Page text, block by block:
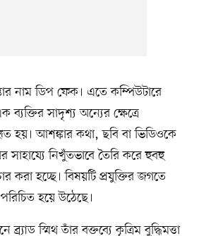
নাম ডিপ ফেক। এতে কম্পিউটারে
সাদৃশ্য অন্যের ক্ষেত্রে
হয়। আশঙ্কার কথা, ছবি বা ভিডিওকে
সাহায্যে নিখুঁতভাবে তৈরি করে হুবহু
হচ্ছে। বিষয়টি প্রযুক্তির জগতে
হয়ে উঠেছে।
স্মিথ তাঁর বক্তব্যে কৃত্রিম বুদ্ধিমত্তা